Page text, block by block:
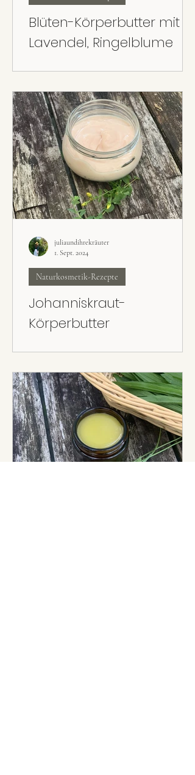
Blüten-Körperbutter mit
Lavendel, Ringelblume
leicht gemacht: Die Blüten-Körperbutter mit
Lavendel, Rose und Ringelblume kann mit
getrockneten oder
Johanniskraut-
Körperbutter
Rezept für trockene Haut.
Naturkosmetik-Rezepte
juliaundihrekräuter
1. Sept. 2024